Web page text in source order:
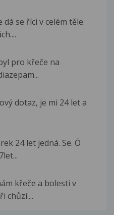
se říci v celém těle.
pro křeče na
dotaz, je mi 24 let a
24 let jedná. Se. Ó
křeče a bolesti v
chůzi....